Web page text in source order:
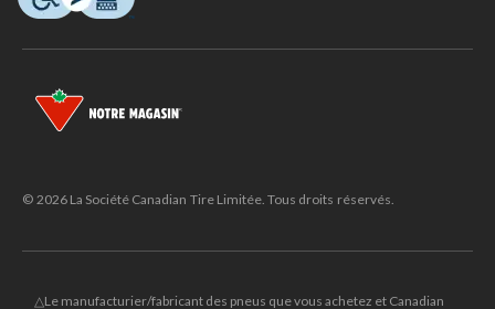
© 2026 La Société Canadian Tire Limitée. Tous droits réservés.
△Le manufacturier/fabricant des pneus que vous achetez et Canadian